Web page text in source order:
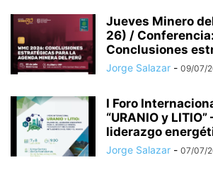
Jueves Minero
26) /
Conclusiones
Jorge Salazar - 09/07/
I Foro
“URANIO y
liderazgo
Jorge Salazar - 07/07/